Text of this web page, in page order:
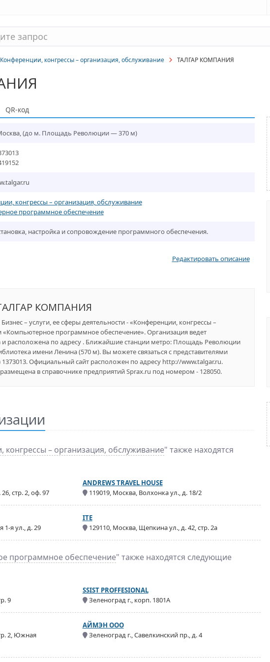
Конференции, конгрессы – организация, обслуживание ТАЛГАР КОМПАНИЯ
QR-код
,(до м. Площадь Революции — 370 м)
конгрессы – организация, обслуживание
программное обеспечение
настройка и сопровождение программного обеспечения.
Редактировать описание
КОМПАНИЯ
– услуги, ее сферы деятельности - «Конференции, конгрессы –
«Компьютерное программное обеспечение». Организация ведет
и расположена по адресу . Ближайшие станции метро: Площадь Революции
имени Ленина (570 м). Вы можете связаться с представителями
Официальный сайт расположен по адресу http://www.talgar.ru.
в справочнике предприятий Sprax.ru под номером - 128050.
конгрессы – организация, обслуживание" также находятся
стр. 2, оф. 97
ANDREWS TRAVEL HOUSE
119019, Москва, Волхонка ул., д. 18/2
1-я ул., д. 29
ITE
129110, Москва, Щепкина ул., д. 42, стр. 2а
программное обеспечение" также находятся следующие
9
SSIST PROFFESIONAL
Зеленоград г., корп. 1801А
2, Южная
АЙМЭН ООО
Зеленоград г., Савелкинский пр., д. 4